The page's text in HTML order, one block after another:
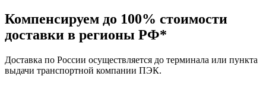
Компенсируем до 100% стоимости
доставки в регионы РФ*
Доставка по России осуществляется до терминала или пункта
выдачи транспортной компании ПЭК.